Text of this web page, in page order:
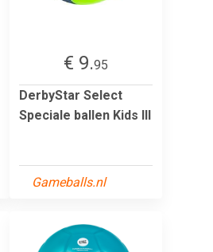
€ 9.95
DerbyStar Select
Speciale ballen Kids III
Gameballs.nl